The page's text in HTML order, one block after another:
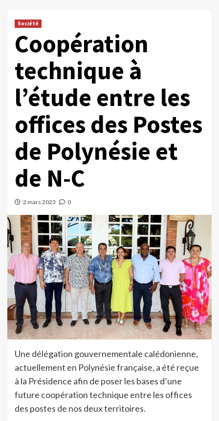
Société
Coopération
technique à
l’étude entre les
offices des Postes
de Polynésie et
de N-C
2 mars 2023 0
Une délégation gouvernementale calédonienne,
actuellement en Polynésie française, a été reçue
à la Présidence afin de poser les bases d’une
future coopération technique entre les offices
des postes de nos deux territoires.